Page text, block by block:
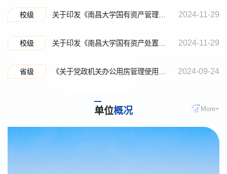
校级 2024-11-29
校级 2024-11-29
省级 2024-09-24
单位概况 More+